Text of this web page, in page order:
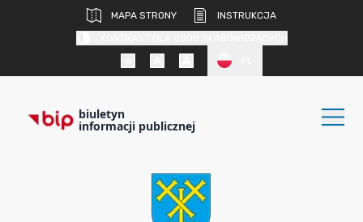
MAPA STRONY
INSTRUKCJA
biuletyn
informacji publicznej